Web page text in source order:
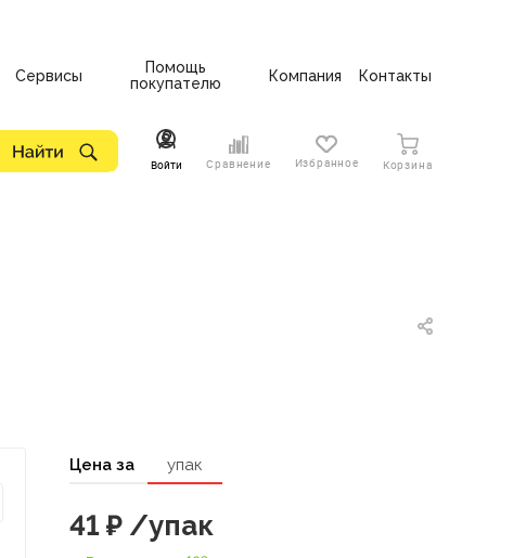
Сервисы
Помощь
покупателю
Компания Контакты
Войти Сравнение Избранное Корзина
Цена за упак
41₽/упак